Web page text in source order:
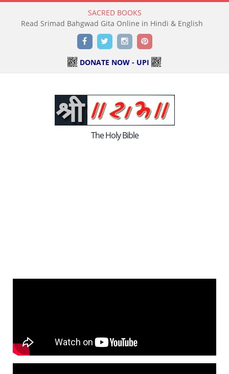
SACRED BOOKS
Read Srimad Bahgwad Gita Online in Hindi & English
FacebookTwitterInstagramPinterest
DONATE NOW - UPI
The Holy Bible